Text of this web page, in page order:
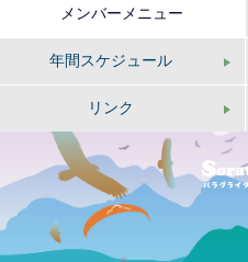
メンバーメニュー
年間スケジュール
リンク